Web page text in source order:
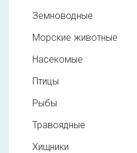
Земноводные
Морские животные
Насекомые
Птицы
Рыбы
Травоядные
Хищники